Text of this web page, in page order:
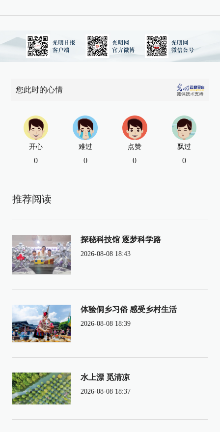
您此时的心情
开心
0
难过
0
点赞
0
飘过
0
推荐阅读
探秘科技馆 逐梦科学路
2026-08-08 18:43
体验侗乡习俗 感受乡村生活
2026-08-08 18:39
水上漂 觅清凉
2026-08-08 18:37